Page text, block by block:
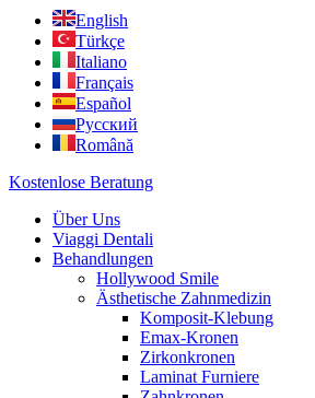
English
Türkçe
Italiano
Français
Español
Русский
Română
Kostenlose Beratung
Über Uns
Viaggi Dentali
Behandlungen
Hollywood Smile
Ästhetische Zahnmedizin
Komposit-Klebung
Emax-Kronen
Zirkonkronen
Laminat Furniere